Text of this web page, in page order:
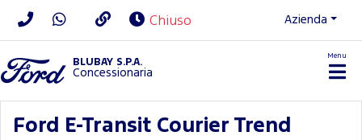
Chiuso Azienda
BLUBAY S.P.A.
Concessionaria
Menu
Ford E-Transit Courier Trend